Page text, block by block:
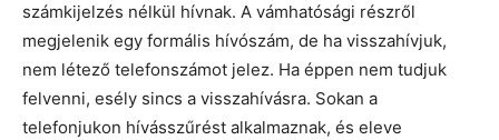
számkijelzés nélkül hívnak. A vámhatósági részről
megjelenik egy formális hívószám, de ha visszahívjuk,
nem létező telefonszámot jelez. Ha éppen nem tudjuk
felvenni, esély sincs a visszahívásra. Sokan a
telefonjukon hívásszűrést alkalmaznak, és eleve